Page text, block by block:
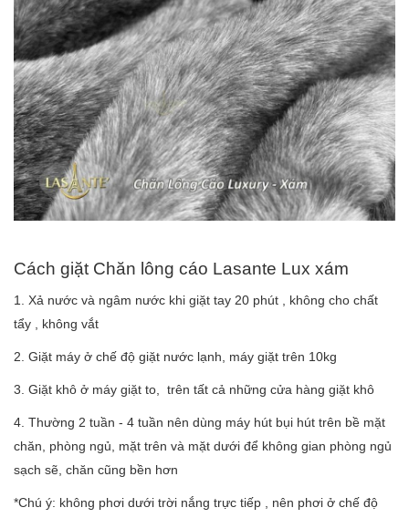
Cách giặt Chăn lông cáo Lasante Lux xám
1. Xả nước và ngâm nước khi giặt tay 20 phút , không cho chất
tẩy , không vắt
2. Giặt máy ở chế độ giặt nước lạnh, máy giặt trên 10kg
3. Giặt khô ở máy giặt to, trên tất cả những cửa hàng giặt khô
4. Thường 2 tuần - 4 tuần nên dùng máy hút bụi hút trên bề mặt
chăn, phòng ngủ, mặt trên và mặt dưới để không gian phòng ngủ
sạch sẽ, chăn cũng bền hơn
*Chú ý: không phơi dưới trời nắng trực tiếp , nên phơi ở chế độ